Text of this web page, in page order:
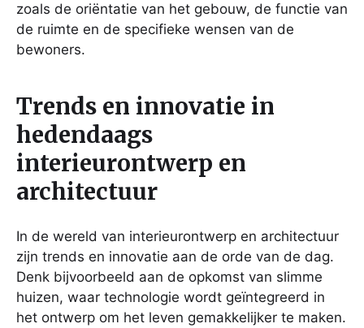
zoals de oriëntatie van het gebouw, de functie van
de ruimte en de specifieke wensen van de
bewoners.
Trends en innovatie in
hedendaags
interieurontwerp en
architectuur
In de wereld van interieurontwerp en architectuur
zijn trends en innovatie aan de orde van de dag.
Denk bijvoorbeeld aan de opkomst van slimme
huizen, waar technologie wordt geïntegreerd in
het ontwerp om het leven gemakkelijker te maken.